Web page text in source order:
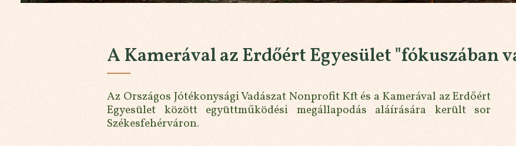
A Kamerával az Erdőért Egyesület "fókuszában
Az Országos Jótékonysági Vadászat Nonprofit Kft és a Kamerával az Erdőért
Egyesület között együttműködési megállapodás aláírására került sor
Székesfehérváron.